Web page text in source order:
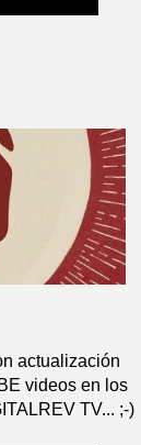
actualización
videos en los
TV... ;-)